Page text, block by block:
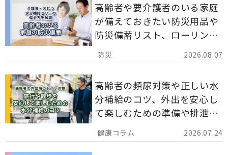
2026.08.07
高齢者や要介護者のいる家庭
が備えておきたい防災用品や
防災備蓄リスト、ローリング
ストックのポイントについて
解説します。
2026.07.24
高齢者の頻尿対策や正しい水
分補給のコツ、外出を安心し
て楽しむための準備や排泄ケ
ア用品の選び方を解説しま
す。